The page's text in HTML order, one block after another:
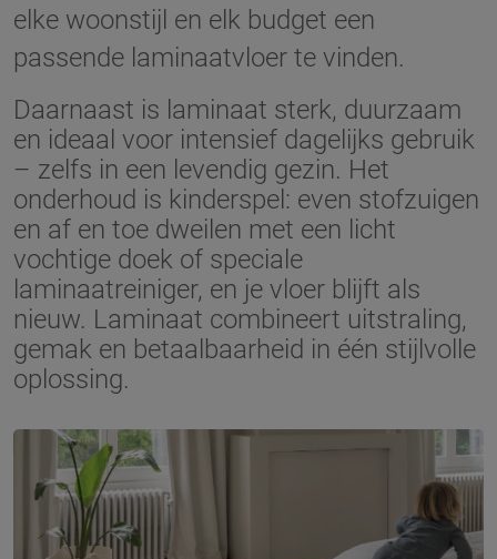
elke woonstijl en elk budget een
passende laminaatvloer te vinden.
Daarnaast is laminaat sterk, duurzaam
en ideaal voor intensief dagelijks gebruik
– zelfs in een levendig gezin. Het
onderhoud is kinderspel: even stofzuigen
en af en toe dweilen met een licht
vochtige doek of speciale
laminaatreiniger, en je vloer blijft als
nieuw. Laminaat combineert uitstraling,
gemak en betaalbaarheid in één stijlvolle
oplossing.